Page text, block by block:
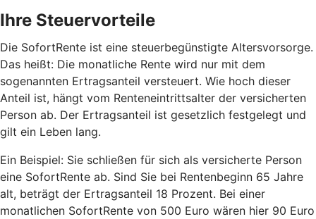
Ihre Steuervorteile
Die SofortRente ist eine steuerbegünstigte Altersvorsorge.
Das heißt: Die monatliche Rente wird nur mit dem
sogenannten Ertragsanteil versteuert. Wie hoch dieser
Anteil ist, hängt vom Renteneintrittsalter der versicherten
Person ab. Der Ertragsanteil ist gesetzlich festgelegt und
gilt ein Leben lang.
Ein Beispiel: Sie schließen für sich als versicherte Person
eine SofortRente ab. Sind Sie bei Rentenbeginn 65 Jahre
alt, beträgt der Ertragsanteil 18 Prozent. Bei einer
monatlichen SofortRente von 500 Euro wären hier 90 Euro